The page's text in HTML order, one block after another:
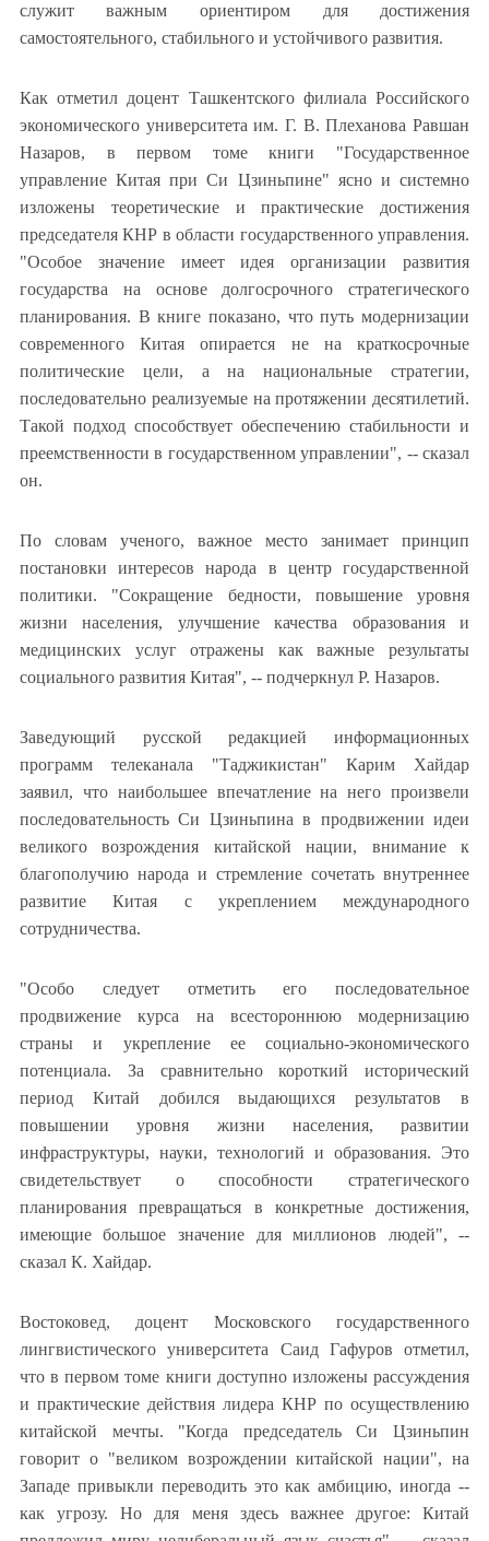
служит важным ориентиром для достижения
самостоятельного, стабильного и устойчивого развития.
Как отметил доцент Ташкентского филиала Российского
экономического университета им. Г. В. Плеханова Равшан
Назаров, в первом томе книги "Государственное
управление Китая при Си Цзиньпине" ясно и системно
изложены теоретические и практические достижения
председателя КНР в области государственного управления.
"Особое значение имеет идея организации развития
государства на основе долгосрочного стратегического
планирования. В книге показано, что путь модернизации
современного Китая опирается не на краткосрочные
политические цели, а на национальные стратегии,
последовательно реализуемые на протяжении десятилетий.
Такой подход способствует обеспечению стабильности и
преемственности в государственном управлении", -- сказал
он.
По словам ученого, важное место занимает принцип
постановки интересов народа в центр государственной
политики. "Сокращение бедности, повышение уровня
жизни населения, улучшение качества образования и
медицинских услуг отражены как важные результаты
социального развития Китая", -- подчеркнул Р. Назаров.
Заведующий русской редакцией информационных
программ телеканала "Таджикистан" Карим Хайдар
заявил, что наибольшее впечатление на него произвели
последовательность Си Цзиньпина в продвижении идеи
великого возрождения китайской нации, внимание к
благополучию народа и стремление сочетать внутреннее
развитие Китая с укреплением международного
сотрудничества.
"Особо следует отметить его последовательное
продвижение курса на всестороннюю модернизацию
страны и укрепление ее социально-экономического
потенциала. За сравнительно короткий исторический
период Китай добился выдающихся результатов в
повышении уровня жизни населения, развитии
инфраструктуры, науки, технологий и образования. Это
свидетельствует о способности стратегического
планирования превращаться в конкретные достижения,
имеющие большое значение для миллионов людей", --
сказал К. Хайдар.
Востоковед, доцент Московского государственного
лингвистического университета Саид Гафуров отметил,
что в первом томе книги доступно изложены рассуждения
и практические действия лидера КНР по осуществлению
китайской мечты. "Когда председатель Си Цзиньпин
говорит о "великом возрождении китайской нации", на
Западе привыкли переводить это как амбицию, иногда --
как угрозу. Но для меня здесь важнее другое: Китай